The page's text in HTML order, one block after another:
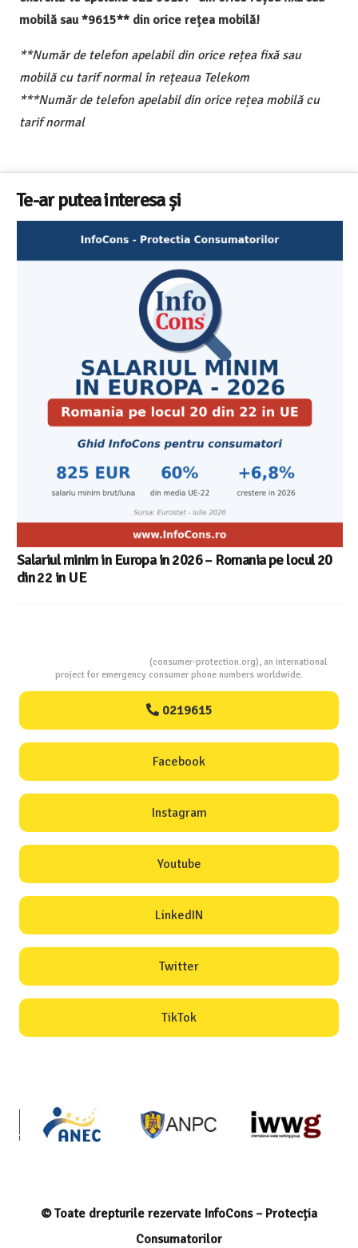
mobilă sau *9615** din orice rețea mobilă!
**Număr de telefon apelabil din orice rețea fixă sau
mobilă cu tarif normal în rețeaua Telekom
***Număr de telefon apelabil din orice rețea mobilă cu
tarif normal
Te-ar putea interesa și
Salariul minim in Europa in 2026 – Romania pe locul 20
din 22 in UE
(consumer-protection.org), an international
project for emergency consumer phone numbers worldwide.
0219615
Facebook
Instagram
Youtube
LinkedIN
Twitter
TikTok
© Toate drepturile rezervate InfoCons – Protecția
Consumatorilor